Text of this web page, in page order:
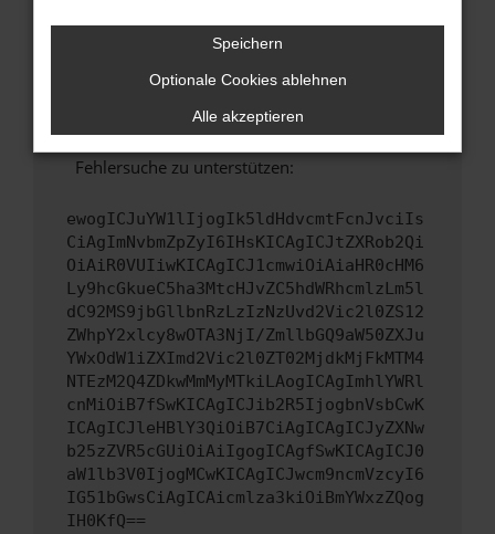
Wende dich an den Webseitenbetreiber.
Wenn du alle oben genannten Schritte versucht
hast, kontaktiere uns bitte. Wir werden
versuchen, das Problem zu beheben. Du kannst
uns diesen Text schicken, um uns bei der
Fehlersuche zu unterstützen:
ewogICJuYW1lIjogIk5ldHdvcmtFcnJvciIs
CiAgImNvbmZpZyI6IHsKICAgICJtZXRob2Qi
OiAiR0VUIiwKICAgICJ1cmwiOiAiaHR0cHM6
Ly9hcGkueC5ha3MtcHJvZC5hdWRhcmlzLm5l
dC92MS9jbGllbnRzLzIzNzUvd2Vic2l0ZS12
ZWhpY2xlcy8wOTA3NjI/ZmllbGQ9aW50ZXJu
YWxOdW1iZXImd2Vic2l0ZT02MjdkMjFkMTM4
NTEzM2Q4ZDkwMmMyMTkiLAogICAgImhlYWRl
cnMiOiB7fSwKICAgICJib2R5IjogbnVsbCwK
ICAgICJleHBlY3QiOiB7CiAgICAgICJyZXNw
b25zZVR5cGUiOiAiIgogICAgfSwKICAgICJ0
aW1lb3V0IjogMCwKICAgICJwcm9ncmVzcyI6
IG51bGwsCiAgICAicmlza3kiOiBmYWxzZQog
IH0KfQ==
Speichern
Optionale Cookies ablehnen
Alle akzeptieren